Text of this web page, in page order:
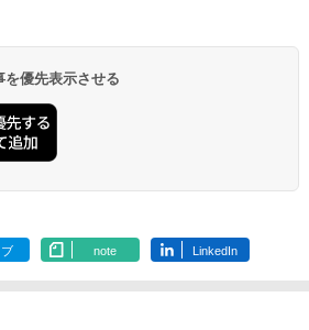
優先表示させる
note LinkedIn